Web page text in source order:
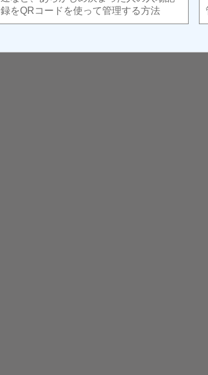
録をQRコードを使って管理する方法